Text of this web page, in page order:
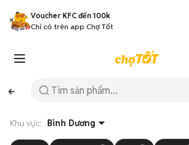
Voucher KFC đến 100k
Chỉ có trên app Chợ Tốt
Khu vực: Bình Dương